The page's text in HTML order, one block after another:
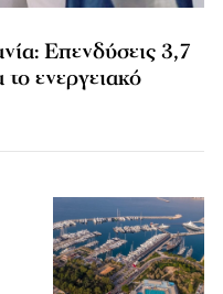
Επενδύσεις 3,7
ενεργειακό